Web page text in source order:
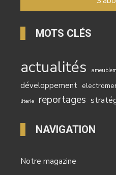
MOTS CLÉS
actualités
développement
literie reportages
NAVIGATION
Notre magazine